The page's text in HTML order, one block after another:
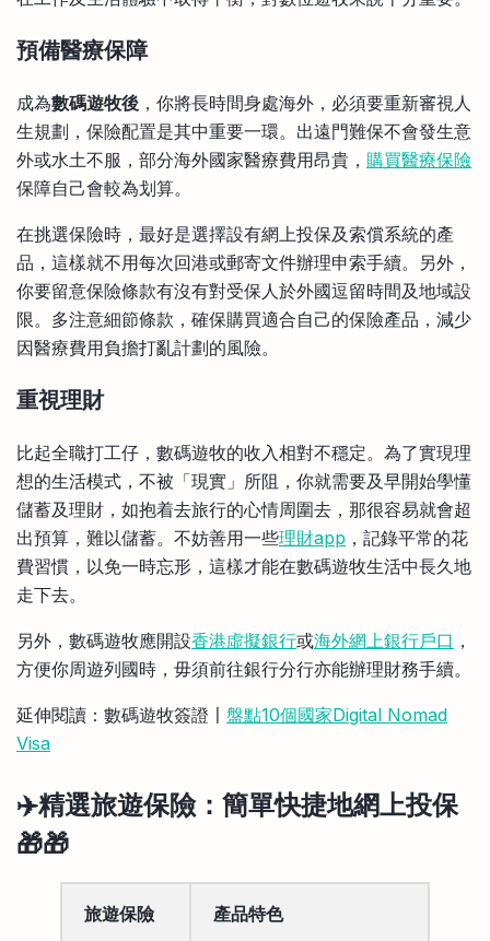
預備醫療保障
成為數碼遊牧後 ，你將長時間身處海外，必須要重新審視人
生規劃，保險配置是其中重要一環。出遠門難保不會發生意
外或水土不服，部分海外國家醫療費用昂貴， 購買醫療保險
保障自己會較為划算。
在挑選保險時，最好是選擇設有網上投保及索償系統的產
品，這樣就不用每次回港或郵寄文件辦理申索手續。另外，
你要留意保險條款有沒有對受保人於外國逗留時間及地域設
限。多注意細節條款，確保購買適合自己的保險產品，減少
因醫療費用負擔打亂計劃的風險。
重視理財
比起全職打工仔，數碼遊牧的收入相對不穩定。為了實現理
想的生活模式，不被「現實」所阻，你就需要及早開始學懂
儲蓄及理財，如抱着去旅行的心情周圍去，那很容易就會超
出預算，難以儲蓄。不妨善用一些理財app ，記錄平常的花
費習慣，以免一時忘形，這樣才能在數碼遊牧生活中長久地
走下去。
另外，數碼遊牧應開設香港虛擬銀行或海外網上銀行戶口 ，
方便你周遊列國時，毋須前往銀行分行亦能辦理財務手續。
延伸閱讀：數碼遊牧簽證〡 盤點10個國家Digital Nomad
Visa
✈️精選旅遊保險：簡單快捷地網上投保
🎁🎁
旅遊保險 產品特色